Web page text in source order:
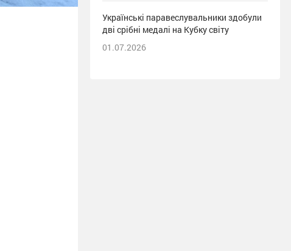
Українські паравеслувальники здобули
дві срібні медалі на Кубку світу
01.07.2026